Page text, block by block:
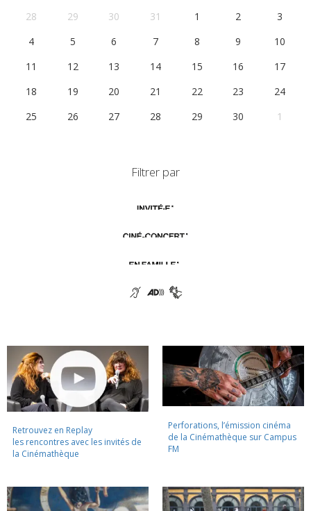
28
29 30 31 1 2
3
4
5 6 7 8 9
10
11
12 13 14 15 16
17
18
19 20 21 22 23
24
25
26 27 28 29 30 1
Filtrer par
Retrouvez en Replay
les rencontres avec les invités de
la Cinémathèque
Perforations, l’émission cinéma
de la Cinémathèque sur Campus
FM